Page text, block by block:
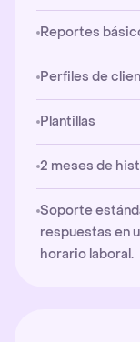
Reportes
Perfiles de
Plantillas
2 meses de
Soporte
respuestas en
horario laboral.